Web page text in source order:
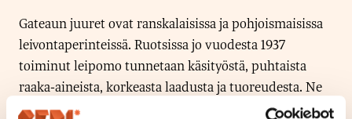
Gateaun juuret ovat ranskalaisissa ja pohjoismaisissa
leivontaperinteissä. Ruotsissa jo vuodesta 1937
toiminut leipomo tunnetaan käsityöstä, puhtaista
raaka-aineista, korkeasta laadusta ja tuoreudesta. Ne
takaavat hyvät maut ja pienen päivittäisen luksuksen